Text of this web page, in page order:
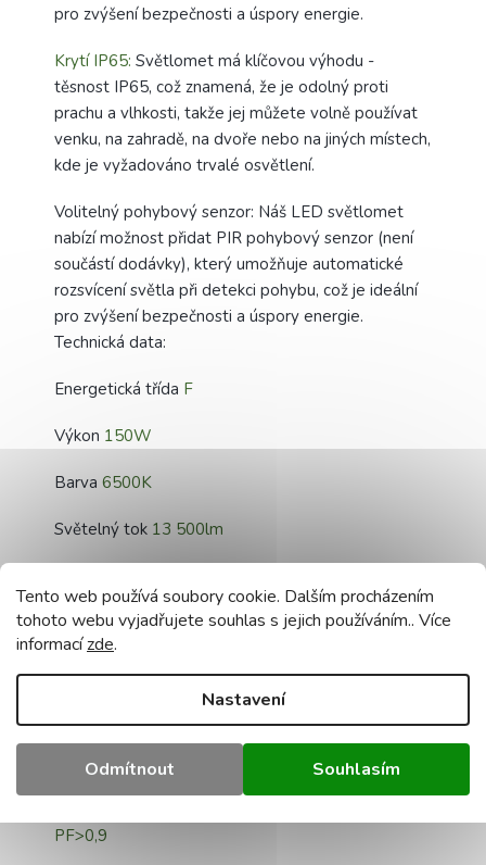
Tento web používá soubory cookie. Dalším procházením
tohoto webu vyjadřujete souhlas s jejich používáním.. Více
informacízde.
Nastavení
Odmítnout Souhlasím
pro zvýšení bezpečnosti a úspory energie.
Krytí IP65: Světlomet má klíčovou výhodu -
těsnost IP65, což znamená, že je odolný proti
prachu a vlhkosti, takže jej můžete volně používat
venku, na zahradě, na dvoře nebo na jiných místech,
kde je vyžadováno trvalé osvětlení.
Volitelný pohybový senzor: Náš LED světlomet
nabízí možnost přidat PIR pohybový senzor (není
součástí dodávky), který umožňuje automatické
rozsvícení světla při detekci pohybu, což je ideální
pro zvýšení bezpečnosti a úspory energie.
Technická data:
Energetická třída F
Výkon 150W
Barva 6500K
Světelný tok 13 500lm
Stupeň těsnostiIP65
Volitelný PIR senzor -EC20197 (není součástí
Vyzařovací úhel120°
PF>0,9